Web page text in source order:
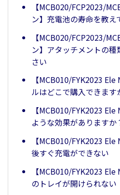
【MCB020/FCP2023/
ン】充電池の寿命を教え
【MCB020/FCP2023/
ン】アタッチメントの
さい
【MCB010/FYK2023
ルはどこで購入できます
【MCB010/FYK2023
ような効果がありますか
【MCB010/FYK2023
後すぐ充電ができない
【MCB010/FYK2023
のトレイが開けられない